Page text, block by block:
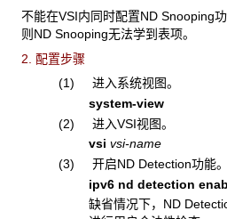
不能在VSI内同时配置ND Snooping
则ND Snooping无法学到表项。
2. 配置步骤
(1) 进入系统视图。
system-view
(2) 进入VSI视图。
vsi vsi-name
(3) 开启ND Detection功能。
ipv6 nd detection
缺省情况下，ND